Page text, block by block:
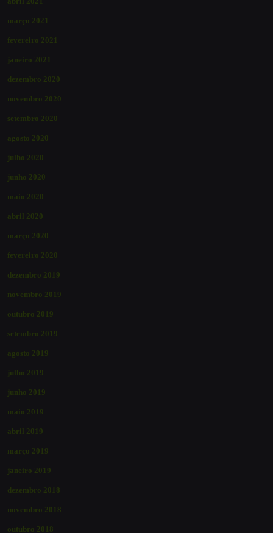
março 2021
fevereiro 2021
janeiro 2021
dezembro 2020
novembro 2020
setembro 2020
agosto 2020
julho 2020
junho 2020
maio 2020
abril 2020
março 2020
fevereiro 2020
dezembro 2019
novembro 2019
outubro 2019
setembro 2019
agosto 2019
julho 2019
junho 2019
maio 2019
abril 2019
março 2019
janeiro 2019
dezembro 2018
novembro 2018
outubro 2018